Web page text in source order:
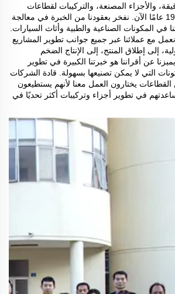
والأجزاء المصنعة، والتركيبات لقطاعات
مختلفة لمدة تقرب من 19 عامًا الآن. نفخر بعقودنا من الخبرة في معالجة
في المكونات الصناعية والطبية وأثاث السيارات.
مع عملائنا عبر جميع جوانب تطوير المشاريع
إلى إطلاق المنتج، إلى الإنتاج الضخم
عن أقراننا هو خبرتنا الكبيرة في تطوير
التي لا يمكن تصنيعها بسهولة. قادة الشركات
يختارون العمل معنا لأنهم يستطيعون
في تطوير أجزاء وتركيبات أكثر تحديًا في